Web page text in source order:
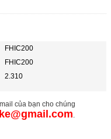
FHIC200
FHIC200
2.310
của bạn cho chúng
.